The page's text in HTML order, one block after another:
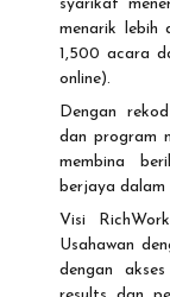
syarikat
menarik lebih
1,500 acara
online).
Dengan
dan program
membina
berjaya dalam
Visi
Usahawan
dengan